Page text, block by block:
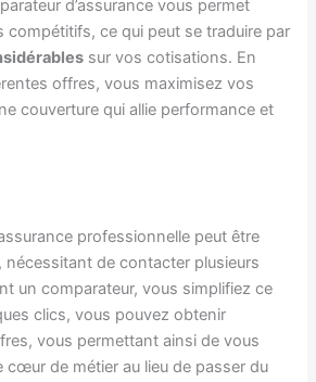
d’assurance vous permet
compétitifs, ce qui peut se traduire par
sur vos cotisations. En
offres, vous maximisez vos
couverture qui allie performance et
professionnelle peut être
nécessitant de contacter plusieurs
un comparateur, vous simplifiez ce
clics, vous pouvez obtenir
vous permettant ainsi de vous
cœur de métier au lieu de passer du